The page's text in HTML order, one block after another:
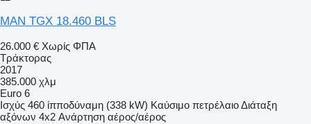
MAN TGX 18.460 BLS
26.000 € Χωρίς ΦΠΑ
Τράκτορας
2017
385.000 χλμ
Euro 6
Ισχύς 460 ίπποδύναμη (338 kW) Καύσιμο πετρέλαιοΔιάταξη
αξόνων 4x2 Ανάρτηση αέρος/αέρος